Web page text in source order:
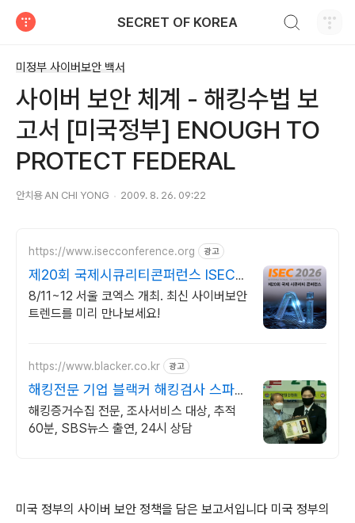
SECRET OF KOREA
미정부 사이버보안 백서
사이버 보안 체계 - 해킹수법 보
고서 [미국정부] ENOUGH TO
PROTECT FEDERAL
안치용 AN CHI YONG 2009. 8. 26. 09:22
https://www.isecconference.org 광고
제20회 국제시큐리티콘퍼런스 ISEC
2026
8/11~12 서울 코엑스 개최. 최신 사이버보안
트렌드를 미리 만나보세요!
https://www.blacker.co.kr 광고
해킹전문 기업 블랙커 해킹검사 스파이
앱 탐지 전문
해킹증거수집 전문, 조사서비스 대상, 추적
60분, SBS뉴스 출연, 24시 상담
미국 정부의 사이버 보안 정책을 담은 보고서입니다 미국 정부의